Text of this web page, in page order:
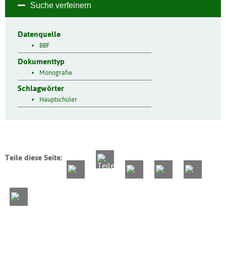
Suche verfeinern
Datenquelle
BBF
Dokumenttyp
Monografie
Schlagwörter
Hauptschüler
Teile diese Seite: